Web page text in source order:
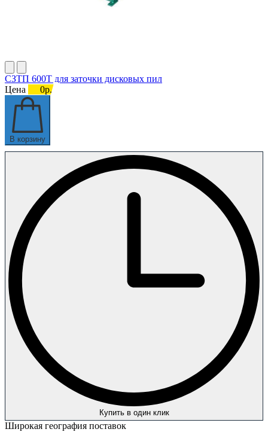
СЗТП 600Т для заточки дисковых пил
Цена
0р.
В корзину
Купить в один клик
Широкая география поставок